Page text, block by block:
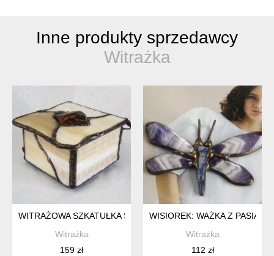
Inne produkty sprzedawcy
Witrażka
WITRAŻOWA SZKATUŁKA SZKLANA Z BURSZTYNEM
Witrażka
159 zł
WISIOREK: WAŻKA Z
Witrażka
112 zł